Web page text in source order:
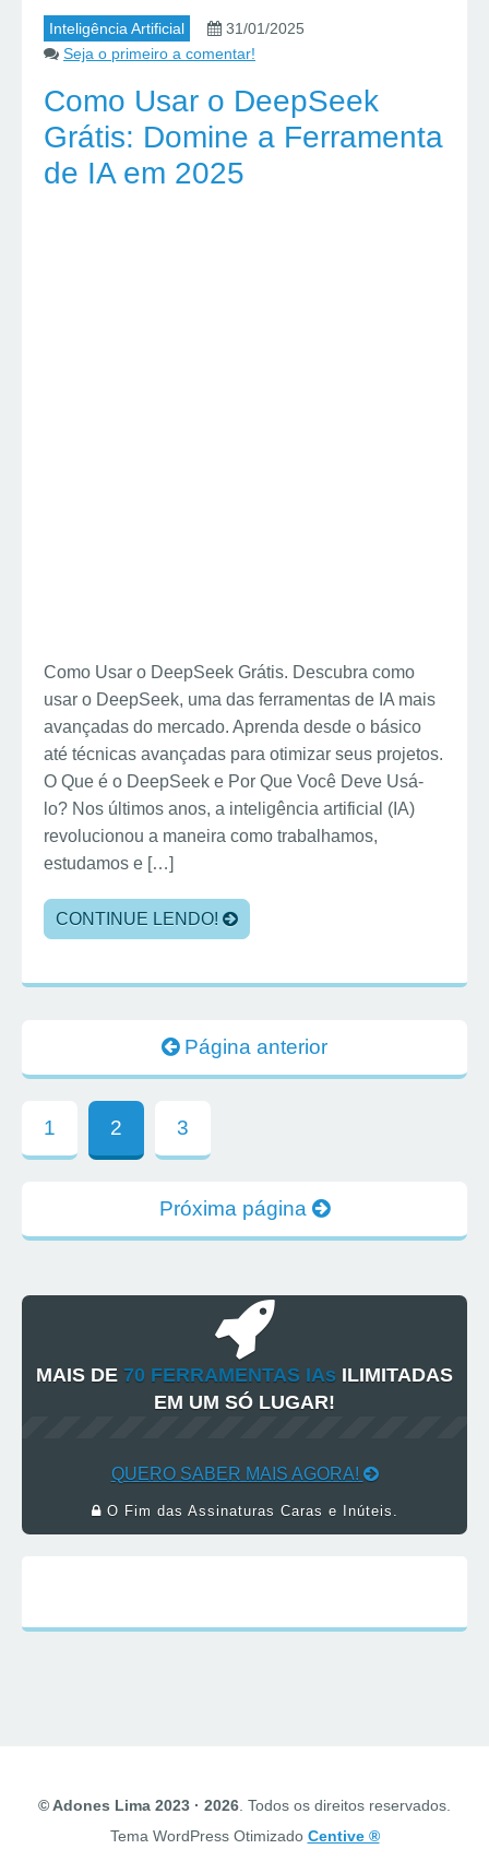
Inteligência Artificial
31/01/2025
Seja o primeiro a comentar!
Como Usar o DeepSeek
Grátis: Domine a Ferramenta
de IA em 2025
Como Usar o DeepSeek Grátis. Descubra como
usar o DeepSeek, uma das ferramentas de IA mais
avançadas do mercado. Aprenda desde o básico
até técnicas avançadas para otimizar seus projetos.
O Que é o DeepSeek e Por Que Você Deve Usá-
lo? Nos últimos anos, a inteligência artificial (IA)
revolucionou a maneira como trabalhamos,
estudamos e […]
CONTINUE LENDO!
Página anterior
1 2 3
Próxima página
MAIS DE 70 FERRAMENTAS IAs ILIMITADAS
EM UM SÓ LUGAR!
QUERO SABER MAIS AGORA!
O Fim das Assinaturas Caras e Inúteis.
© Adones Lima 2023 · 2026 . Todos os direitos reservados.
Tema WordPress Otimizado Centive ®